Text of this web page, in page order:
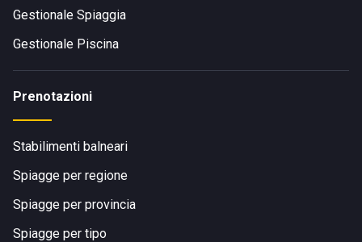
Gestionale Spiaggia
Gestionale Piscina
Prenotazioni
Stabilimenti balneari
Spiagge per regione
Spiagge per provincia
Spiagge per tipo